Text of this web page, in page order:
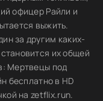
офицер Райли и
выжить.
за другим каких-
их общей
Мертвецы под
бесплатно в HD
на zetflix.run.